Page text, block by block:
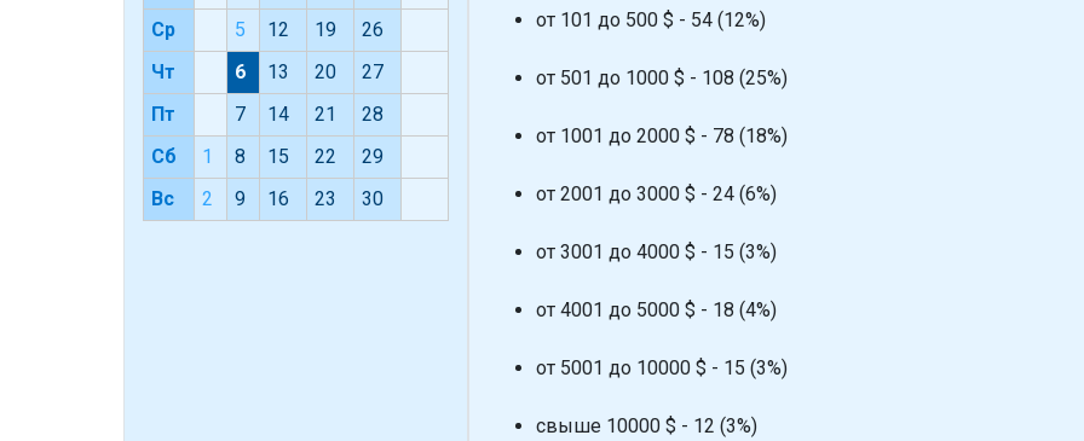
от 101 до 500 $ - 54 (12%)
от 501 до 1000 $ - 108 (25%)
от 1001 до 2000 $ - 78 (18%)
от 2001 до 3000 $ - 24 (6%)
от 3001 до 4000 $ - 15 (3%)
от 4001 до 5000 $ - 18 (4%)
от 5001 до 10000 $ - 15 (3%)
свыше 10000 $ - 12 (3%)
Ср
5 12 19
26
Чт
6 13 20
27
Пт
7 14 21
28
Сб
1 8 15 22
29
Вс
2 9 16 23 30